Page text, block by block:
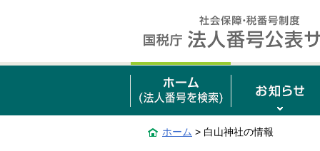
ホーム > 白山神社の情報